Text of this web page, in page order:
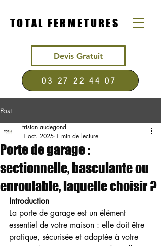
TOTAL FERMETURES
Devis Gratuit
03 27 22 44 07
Post
Porte de garage :
sectionnelle, basculante ou
enroulable, laquelle choisir ?
tristan audegond
1 oct. 2025 1 min de lecture
Introduction
La porte de garage est un élément
essentiel de votre maison : elle doit être
pratique, sécurisée et adaptée à votre